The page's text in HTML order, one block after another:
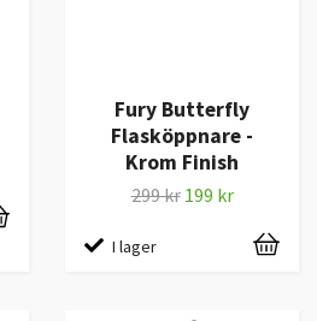
Fury Butterfly
Flasköppnare -
Krom Finish
299 kr 199 kr
I lager